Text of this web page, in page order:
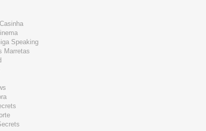
Speaking
Marretas